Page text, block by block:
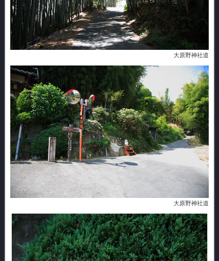
大原野神社道
大原野神社道